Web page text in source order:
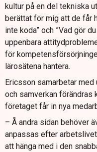
kultur på en del tekniska
berättat för mig att de får
inte koda” och ”Vad gör
uppenbara
för
lärosätena hantera.
Ericsson samarbetar
och samverkan
företaget får in nya
– Å andra sidan behöver
anpassas efter
att hänga med i den